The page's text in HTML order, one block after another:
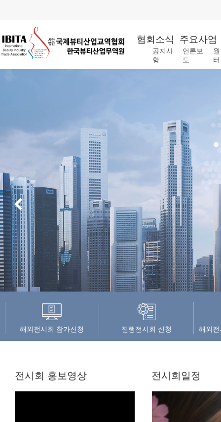
협회소식 주요사업
공지사
항
언론보
도
터
해외전시회 참가신청 진행전시회 신청 해외
전시회 홍보영상 전시회일정